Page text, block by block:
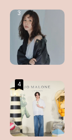
3
4
3
4
3
4